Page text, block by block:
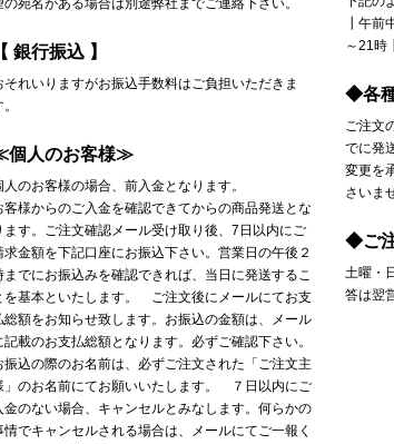
の宛名がある場合は別途弊社までご連絡下さい。
【 銀行振込 】
それいりますがお振込手数料はご負担いただきま
人のお客様≫
人のお客様の場合、前入金となります。
客様からのご入金を確認できてからの商品発送とな
ます。ご注文確認メール受け取り後、7日以内にご
求金額を下記口座にお振込下さい。営業日の午後２
までにお振込みを確認できれば、当日に発送するこ
を基本といたします。 ご注文後にメールにてお支
総額をお知らせ致します。お振込の金額は、メール
記載のお支払総額となります。必ずご確認下さい。
振込の際のお名前は、必ずご注文された「ご注文主
」のお名前にてお願いいたします。 ７日以内にご
金のない場合、キャンセルとみなします。何らかの
情でキャンセルされる場合は、メールにてご一報く
┃午前
～21時┃
◆各
ご注文
でに発
変更を
さいま
◆ご
土曜・
答は翌